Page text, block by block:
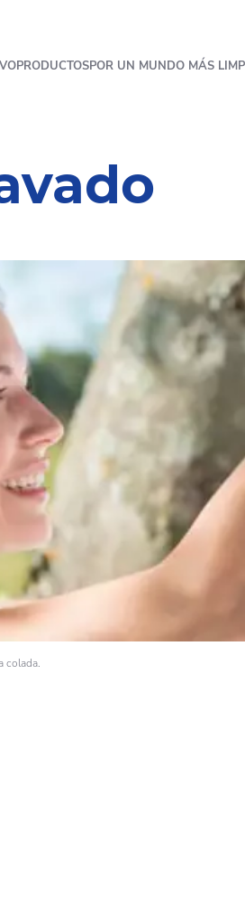
PRODUCTOSPOR UN MUNDO MÁS
colada.